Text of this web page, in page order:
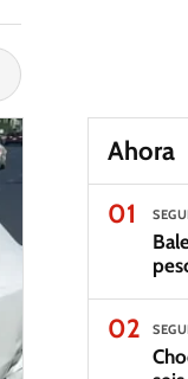
Ahora
01
02